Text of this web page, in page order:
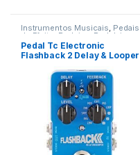
Instrumentos Musicais, Pedais
de Efeito Pedais e Pedaleiras
Pedal Tc Electronic
Flashback 2 Delay & Looper